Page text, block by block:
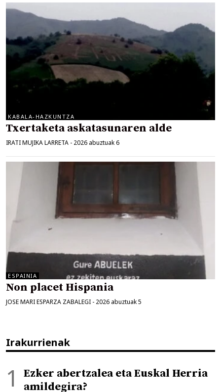
KABALA-HAZKUNTZA
Txertaketa askatasunaren alde
IRATI MUJIKA LARRETA - 2026 abuztuak 6
ESPAINIA
Non placet Hispania
JOSE MARI ESPARZA ZABALEGI - 2026 abuztuak 5
Irakurrienak
Ezker abertzalea eta Euskal Herria
amildegira?